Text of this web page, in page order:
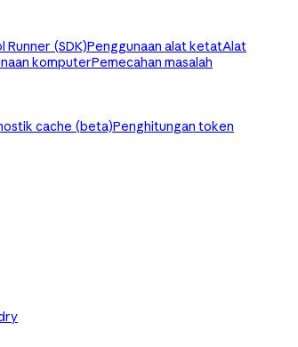
Runner (SDK)Penggunaan alat ketatAlat
komputerPemecahan masalah
cache (beta)Penghitungan token